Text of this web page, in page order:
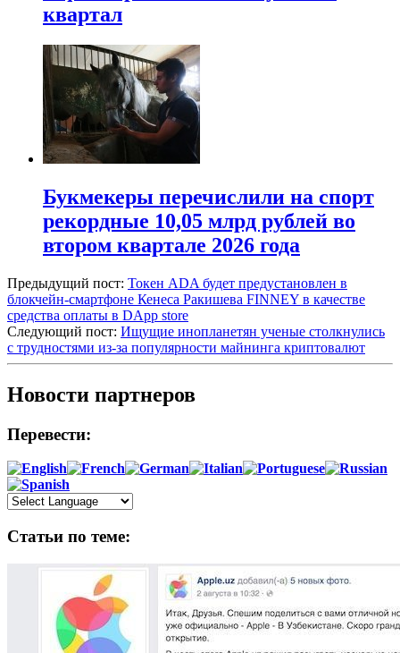
квартал
Букмекеры перечислили на спорт
рекордные 10,05 млрд рублей во
втором квартале 2026 года
Предыдущий пост: Токен ADA будет предустановлен в
блокчейн-смартфоне Кенеса Ракишева FINNEY в качестве
средства оплаты в DApp store
Следующий пост: Ищущие инопланетян ученые столкнулись
с трудностями из-за популярности майнинга криптовалют
Новости партнеров
Перевести:
Статьи по теме: